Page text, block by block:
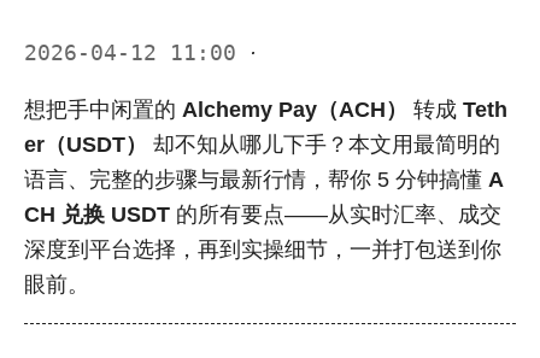
2026-04-12 11:00 ·
想把手中闲置的 Alchemy Pay（ACH） 转成 Teth
er（USDT）
却不知从哪儿下手？本文用最简明的
语言、完整的步骤与最新行情，帮你 5 分钟搞懂 A
CH 兑换 USDT 的所有要点——从实时汇率、成交
深度到平台选择，再到实操细节，一并打包送到你
眼前。